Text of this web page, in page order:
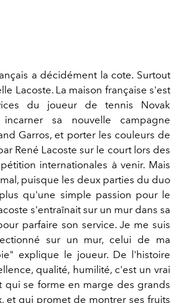
a décidément la cote. Surtout
Lacoste. La maison française s'est
du joueur de tennis Novak
sa nouvelle campagne
Garros, et porter les couleurs de
René Lacoste sur le court lors des
internationales à venir. Mais
puisque les deux parties du duo
qu'une simple passion pour le
s'entraînait sur un mur dans sa
parfaire son service. Je me suis
sur un mur, celui de ma
explique le joueur. De l'histoire
qualité, humilité, c'est un vrai
qui se forme en marge des grands
et qui promet de montrer ses fruits